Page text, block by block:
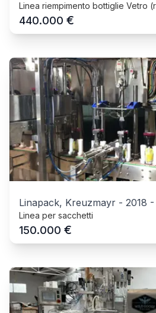
Linea riempimento bottiglie Vetro
440.000 €
Linapack, Kreuzmayr - 2018 -
Linea per sacchetti
150.000 €